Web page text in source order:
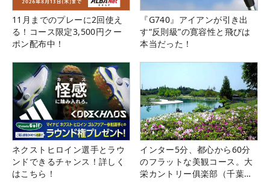
11月までのプレーに2回使え
る！コース限定3,500円クー
ポン配布中！
『G740』アイアンが引き出
す“反則級”の寛容性と飛びは
本当だった！
ネクストヒロイン選手とラウ
ンドできるチャンス！詳しく
はこちら！
インター5分、都心から60分
のフラットな美観コース。大
栄カントリー俱楽部（千葉